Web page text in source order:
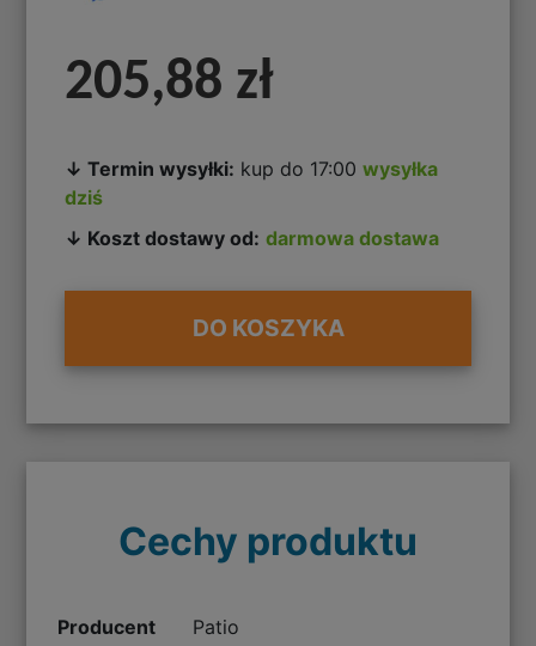
205,88 zł
↓ Termin wysyłki: kup do 17:00wysyłka
dziś
↓ Koszt dostawy od: darmowa dostawa
DO KOSZYKA
Cechy produktu
Producent Patio